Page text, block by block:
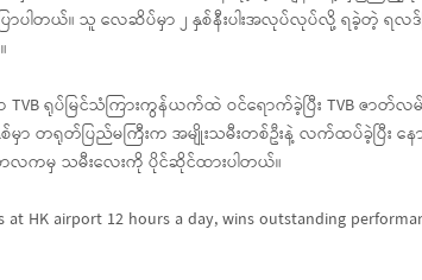
ါတယ်။ သူ လေဆိပ်မှာ ၂ နှစ်နီးပါးအလုပ်လုပ်လို့ ရခဲ့တဲ့ ရလ
ရုပ်မြင်သံကြားကွန်ယက်ထဲ ဝင်ရောက်ခဲ့ပြီး TVB ဇာ
နှစ်မှာ တရုတ်ပြည်မကြီးက အမျိုးသမီးတစ်ဦးနဲ့ လက်ထပ်ခဲ့ပြီး
ဘာလကမှ သမီးလေးကို ပိုင်ဆိုင်ထားပါတယ်။
at HK airport 12 hours a day, wins outstanding